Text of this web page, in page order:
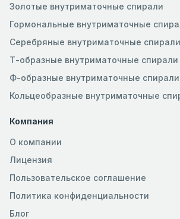
Золотые внутриматочные спирали
Гормональные внутриматочные
Серебряные внутриматочные спирали
Т-образные внутриматочные спирали
Ф-образные внутриматочные спирали
Кольцеобразные внутриматочные
Компания
О компании
Лицензия
Пользовательское соглашение
Политика конфиденциальности
Блог